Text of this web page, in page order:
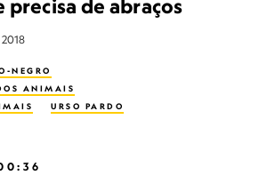
precisa de abraços
NEGRO
ANIMAIS
URSO PARDO